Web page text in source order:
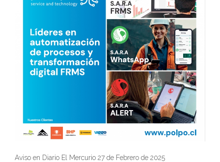
Aviso en Diario El Mercurio 27 de Febrero de 2025